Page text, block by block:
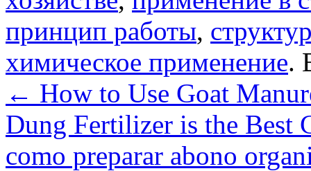
принцип работы,
химическое применение.
← How to Use Goat
Dung Fertilizer is the Best
como preparar abono